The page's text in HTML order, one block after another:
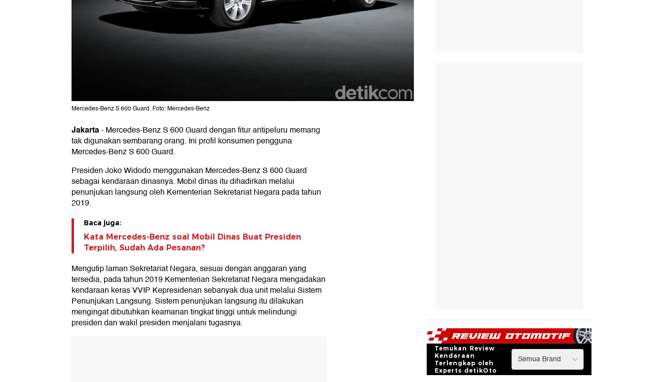
Mercedes-Benz S 600 Guard. Foto: Mercedes-Benz
Jakarta-Mercedes-Benz S 600 Guard dengan fitur antipeluru memang
tak digunakan sembarang orang. Ini profil konsumen pengguna
Mercedes-Benz S 600 Guard.
Presiden Joko Widodo menggunakan Mercedes-Benz S 600 Guard
sebagai kendaraan dinasnya. Mobil dinas itu dihadirkan melalui
penunjukan langsung oleh Kementerian Sekretariat Negara pada tahun
2019.
Baca juga:
Kata Mercedes-Benz soal Mobil Dinas Buat Presiden
Terpilih, Sudah Ada Pesanan?
Mengutip laman Sekretariat Negara, sesuai dengan anggaran yang
tersedia, pada tahun 2019 Kementerian Sekretariat Negara mengadakan
kendaraan keras VVIP Kepresidenan sebanyak dua unit melalui Sistem
Penunjukan Langsung. Sistem penunjukan langsung itu dilakukan
mengingat dibutuhkan keamanan tingkat tinggi untuk melindungi
presiden dan wakil presiden menjalani tugasnya.
Temukan Review
Kendaraan
Terlengkap oleh
Experts detikOto